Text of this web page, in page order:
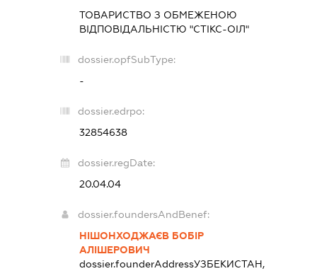
ТОВАРИСТВО З ОБМЕЖЕНОЮ
ВІДПОВІДАЛЬНІСТЮ "СТІКС-ОІЛ"
dossier.opfSubType:
-
dossier.edrpo:
32854638
dossier.regDate:
20.04.04
dossier.foundersAndBenef:
НІШОНХОДЖАЄВ БОБІР
АЛІШЕРОВИЧ
dossier.founderAddressУЗБЕКИСТАН,